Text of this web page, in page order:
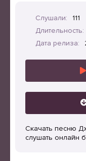
Слушали: 111
Длительность:
Дата релиза:
Скачать песню
слушать онлайн